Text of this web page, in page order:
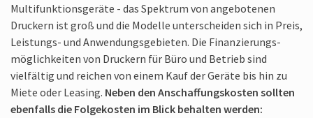
Multifunktionsgeräte - das Spektrum von angebotenen
Druckern ist groß und die Modelle unterscheiden sich in Preis,
Leistungs- und Anwendungsgebieten. Die Finanzierungs­
möglichkeiten von Druckern für Büro und Betrieb sind
vielfältig und reichen von einem Kauf der Geräte bis hin zu
Miete oder Leasing. Neben den Anschaffungskosten sollten
ebenfalls die Folgekosten im Blick behalten werden: